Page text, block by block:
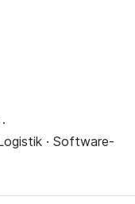
· Software-